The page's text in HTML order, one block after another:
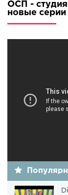
ОСП -
новые серии